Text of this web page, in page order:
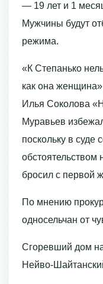
— 19 лет и 1
Мужчины будут
режима.
«К Степанько
как она
Илья Соколова
Муравьев
поскольку в суде
обстоятельством
бросил с первой
По мнению
односельчан от
Сгоревший дом
Нейво-